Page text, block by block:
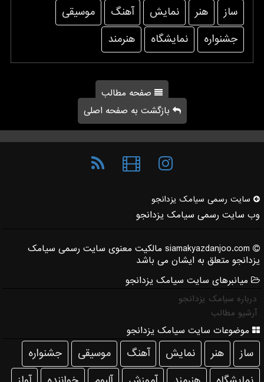
ساز هنر نمایش آهنگ
موسیقی
جشنواره
نمایشگاه هنرمند
صفحه مطالب
بازگشت به صفحه اصلی
سایت رسمی سیامك یزدانجو
وب سایت رسمی سیامک یزدانجو
siamakyazdanjoo.com مالکیت معنوی سایت رسمی سیامک
یزدانجو متعلق به ایشان می باشد
میانبرهای سایت سیامک یزدانجو
درباره سیامک یزدانجو
آرشیو مطالب
موضوعات سایت سیامک یزدانجو
ساز هنر نمایش آهنگ موسیقی
جشنواره